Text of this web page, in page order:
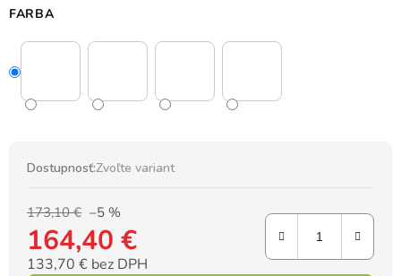
FARBA
Dostupnosť:Zvoľte variant
173,10 € –5 %
164,40 €
133,70 € bez DPH